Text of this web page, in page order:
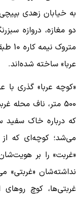
عربا» ساخته شده‌اند.
500 متر، ناف
که درباره خاک سفید
می‌شد؛ کوچه‌ای که
«غربت» را بر
نداشته‌شان «غربتی»
غربتی‌ها، کوچ